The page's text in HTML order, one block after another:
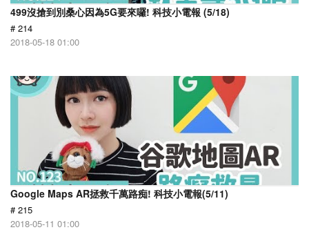
499沒搶到別桑心因為5G要來囉! 科技小電報 (5/18)
# 214
2018-05-18 01:00
Google Maps AR拯救千萬路痴! 科技小電報(5/11)
# 215
2018-05-11 01:00